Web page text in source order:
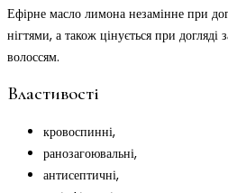
Ефірне масло лимона незамінне при
нігтями, а також цінується при
волоссям.
Властивості
кровоспинні,
ранозагоювальні,
антисептичні,